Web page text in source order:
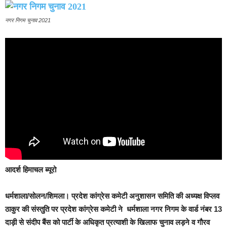
नगर निगम चुनाव 2021
आदर्श हिमाचल ब्यूरो
धर्मशाला/सोलन/शिमला।प्रदेश कांग्रेस कमेटी अनुशासन समिति की अध्यक्ष विप्लव
ठाकुर की संस्तुति पर प्रदेश कांग्रेस कमेटी ने धर्मशाला नगर निगम के वार्ड नंबर 13
दाड़ी से संदीप बैंस को पार्टी के अधिकृत प्रत्याशी के खिलाफ चुनाव लड़ने व गौरव